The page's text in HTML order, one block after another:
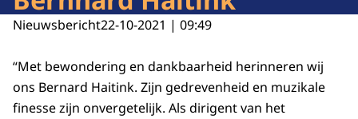
Nieuwsbericht22-10-2021 | 09:49
“Met bewondering en dankbaarheid herinneren wij
ons Bernard Haitink. Zijn gedrevenheid en muzikale
finesse zijn onvergetelijk. Als dirigent van het